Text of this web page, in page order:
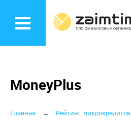
основному
MoneyPlus
Строка
Главная Рейтинг микрокредитов